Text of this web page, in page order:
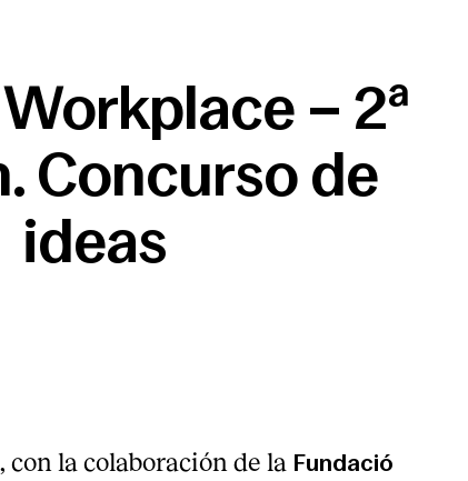
– 2ª
Concurso de
ideas
, con la colaboración de la Fundació